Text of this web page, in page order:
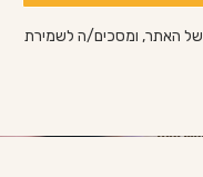
של האתר, ומסכים/ה לשמירת